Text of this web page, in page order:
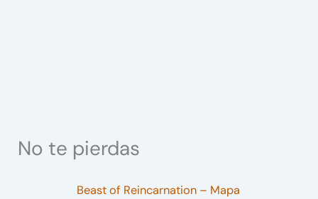
No te pierdas
Beast of Reincarnation – Mapa